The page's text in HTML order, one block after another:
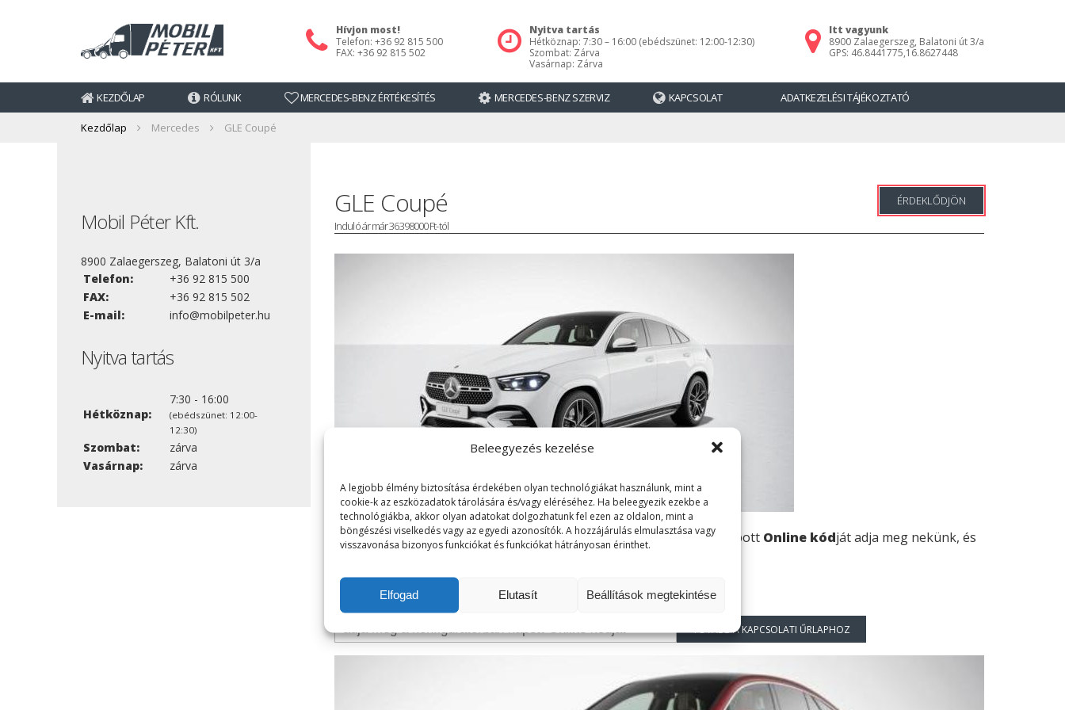
Beleegyezés kezelése
A legjobb élmény biztosítása érdekében olyan technológiákat használunk, mint a
cookie-k az eszközadatok tárolására és/vagy eléréséhez. Ha beleegyezik ezekbe a
technológiákba, akkor olyan adatokat dolgozhatunk fel ezen az oldalon, mint a
böngészési viselkedés vagy az egyedi azonosítók. A hozzájárulás elmulasztása vagy
visszavonása bizonyos funkciókat és funkciókat hátrányosan érinthet.
Elfogad Elutasít Beállítások megtekintése
Hívjon most!
Telefon: +36 92 815 500
FAX: +36 92 815 502
Nyitva tartás
Hétköznap: 7:30 – 16:00 (ebédszünet: 12:00-12:30)
Szombat: Zárva
Vasárnap: Zárva
Itt vagyunk
8900 Zalaegerszeg, Balatoni út 3/a
GPS: 46.8441775,16.8627448
KEZDŐLAP RÓLUNK MERCEDES-BENZ ÉRTÉKESÍTÉS MERCEDES-BENZ SZERVIZ KAPCSOLAT ADATKEZELÉSI TÁJÉKOZTATÓ
Kezdőlap Mercedes GLE Coupé
GLE Coupé
ÉRDEKLŐDJÖN
Induló ár már 36398000 Ft-tól
Próbálja ki a gépjármű konfigurátort, majd az összeállítás végén kapott Online kódját adja meg nekünk, és
mi elkészítjük álmai autójának akciós ajánlatát!
KONFIGURÁTOR
Mobil Péter Kft.
8900 Zalaegerszeg, Balatoni út 3/a
Telefon:
+36 92 815 500
FAX:
+36 92 815 502
E-mail:
info@mobilpeter.hu
Nyitva tartás
Hétköznap:
7:30 - 16:00
(ebédszünet: 12:00-
12:30)
Szombat:
zárva
Vasárnap:
zárva